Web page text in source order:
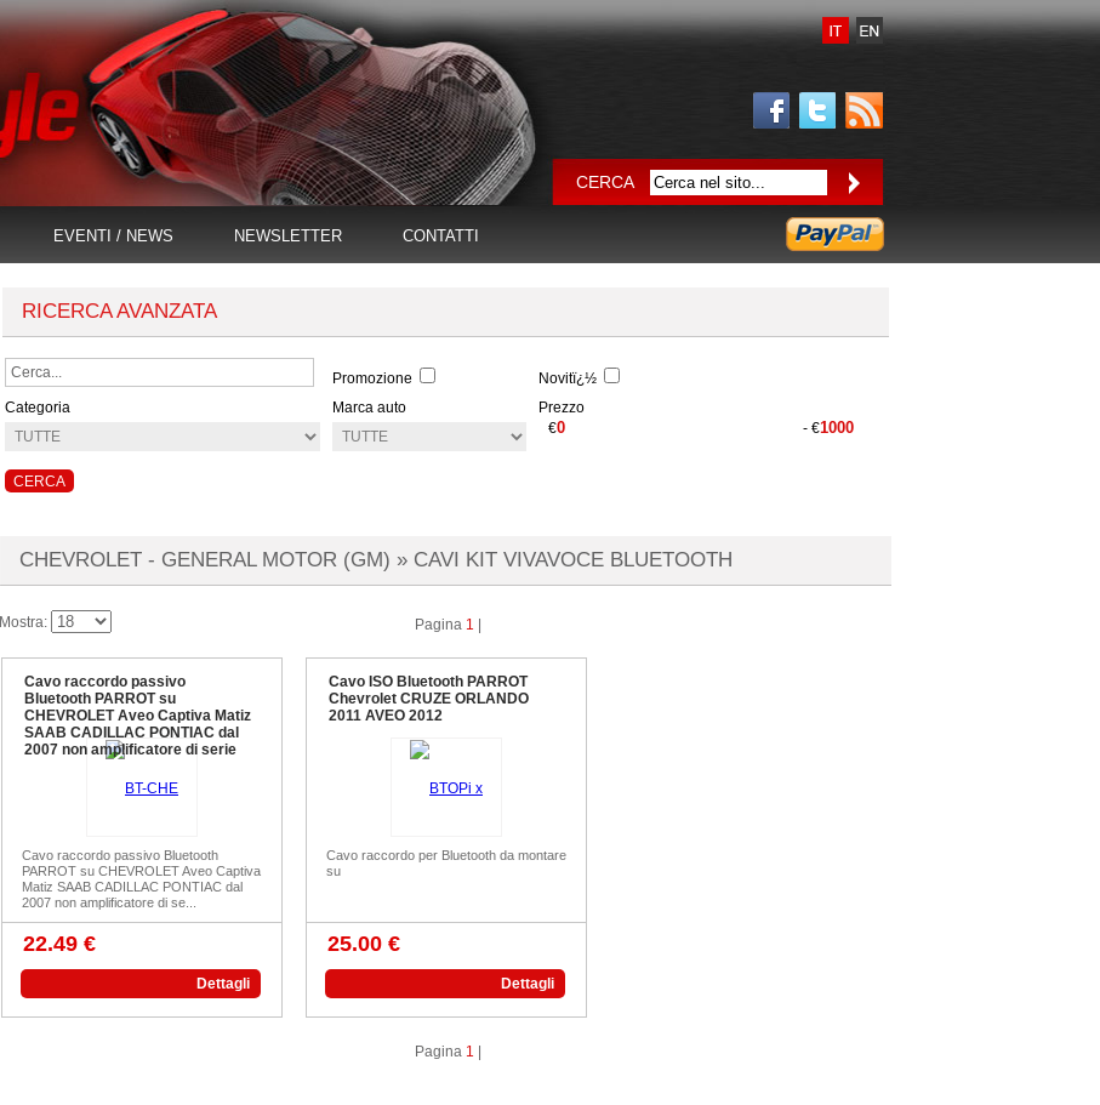
CERCA
EVENTI / NEWS NEWSLETTER CONTATTI
CHEVROLET - GENERAL MOTOR (GM) » CAVI KIT VIVAVOCE BLUETOOTH
RICERCA AVANZATA
Promozione
Novitï¿½
Categoria
Marca auto
Prezzo
€
- €
Mostra: Pagina 1
Cavo raccordo passivo
Bluetooth PARROT su
CHEVROLET Aveo Captiva Matiz
SAAB CADILLAC PONTIAC dal
2007 non amplificatore di serie
Cavo raccordo passivo Bluetooth
PARROT su CHEVROLET Aveo Captiva
Matiz SAAB CADILLAC PONTIAC dal
2007 non amplificatore di se...
22.49 €
Dettagli
Cavo ISO Bluetooth PARROT
Chevrolet CRUZE ORLANDO
2011 AVEO 2012
Cavo raccordo per Bluetooth da montare
su
25.00 €
Dettagli
Pagina 1